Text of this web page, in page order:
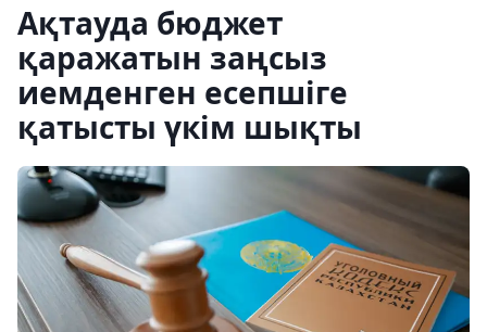
Ақтауда бюджет
қаражатын заңсыз
иемденген есепшіге
қатысты үкім шықты